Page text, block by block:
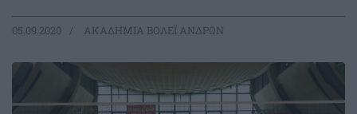
05.09.2020 ΑΚΑΔΗΜΙΑ ΒΟΛΕΪ ΑΝΔΡΩΝ